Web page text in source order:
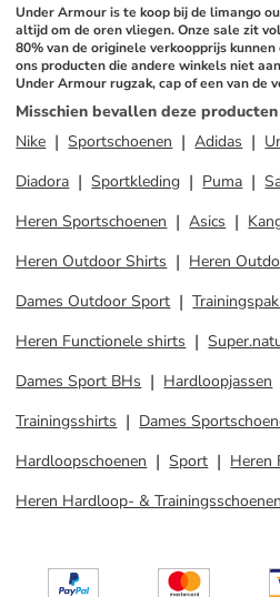
Under Armour is te koop bij de limango
altijd om de oren vliegen. Onze sale zit
80% van de originele verkoopprijs
ons producten die andere winkels niet
Under Armour rugzak, cap of een van de
Misschien bevallen deze
Nike
Sportschoenen Adidas
Diadora
Sportkleding Puma
Heren Sportschoenen
Asics
Heren Outdoor Shirts
Heren
Dames Outdoor Sport
Heren Functionele shirts
Dames Sport BHs
Hardloopjassen
Trainingsshirts
Dames
Hardloopschoenen
Sport
Heren
Heren Hardloop- & Trainingsschoenen